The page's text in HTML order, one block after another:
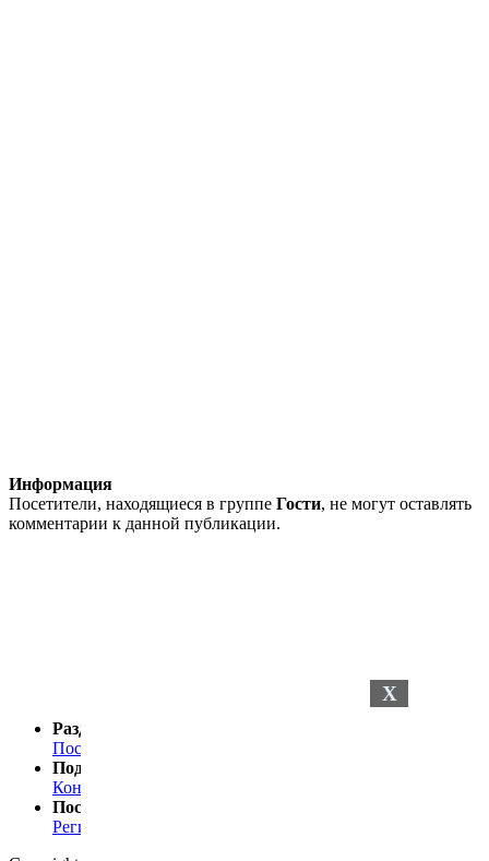
X
Информация
Посетители, находящиеся в группе Гости, не могут оставлять
комментарии к данной публикации.
Разделы сайта
Последние новости
Поддержка
Контакты
Посетителю
Регистрация